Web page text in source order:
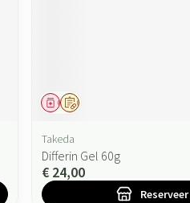
Op voorschrift
Geneesmiddel
Takeda
Differin Gel 60g
€ 24,00
Reserveer